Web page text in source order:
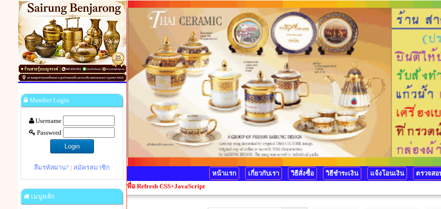
Member Login
Username
Password
ลืมรหัสผ่าน? | สมัครสมาชิก
เมนูหลัก
หน้าแรก เกี่ยวกับเรา วิธีสั่งซื้อ วิธีชำระเงิน แจ้งโอนเงิน
ตรวจสอ
น กรุณากดปุ่ม Ctrl+F5 1 ครั้งเพื่อ Refresh CSS+JavaScript